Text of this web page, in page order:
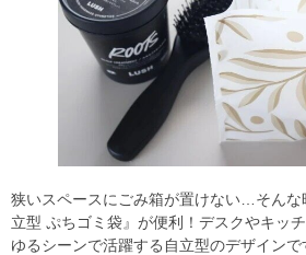
狭いスペースにごみ箱が置けない…そんな
立型 ぷちゴミ袋』が便利！デスクやキッ
ゆるシーンで活躍する自立型のデザインで